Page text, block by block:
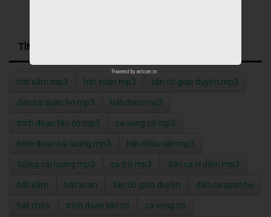
TÌM KIẾM NHIỀU NHẤT
hát xẩm mp3 hát xoan mp3 tân cổ giao duyên mp3
dân ca quan họ mp3 hát chèo mp3
trích đoạn tân cổ mp3 ca vọng cổ mp3
trích đoạn cải lương mp3 hát chầu văn mp3
tuồng cải lương mp3 ca trù mp3 dân ca ví dặm mp3
hát xẩm hát xoan tân cổ giao duyên dân ca quan họ
hát chèo trích đoạn tân cổ ca vọng cổ
Powered by netcore.vn